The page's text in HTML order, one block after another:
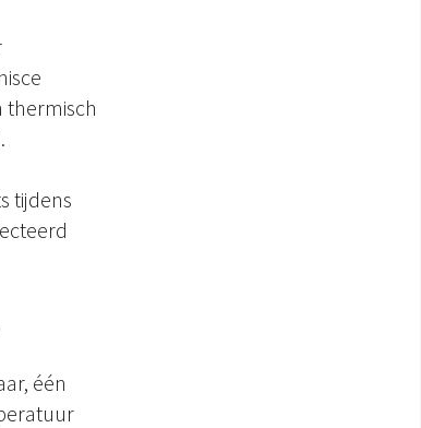
thermisch
tijdens
één